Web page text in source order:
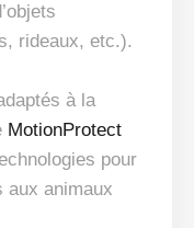
rideaux, etc.).
à la
MotionProtect
pour
aux animaux